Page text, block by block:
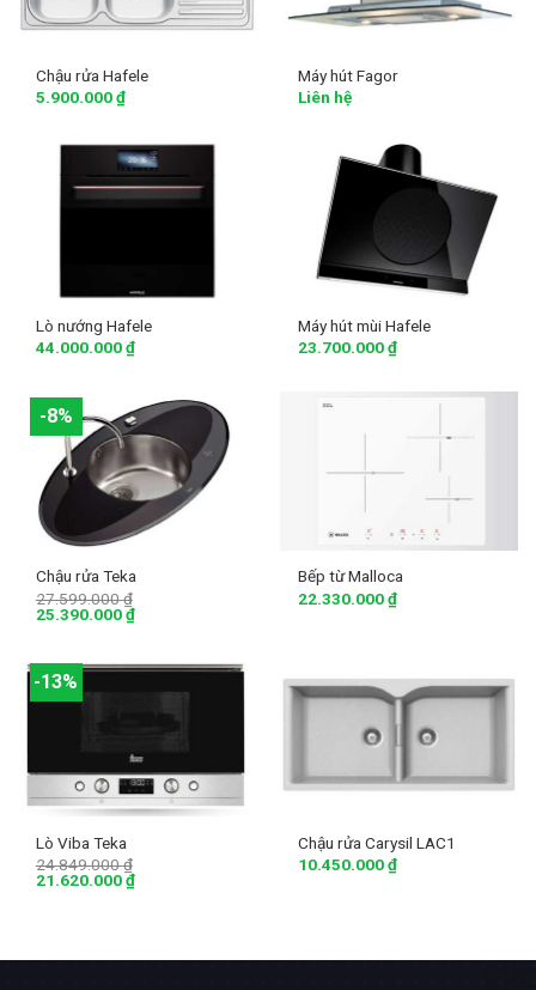
Chậu rửa Hafele
5.900.000₫
Máy hút Fagor
Liên hệ
Lò nướng Hafele
44.000.000₫
Máy hút mùi Hafele
23.700.000₫
-8%
Chậu rửa Teka
27.599.000₫
25.390.000₫
Bếp từ Malloca
22.330.000₫
-13%
Lò Viba Teka
24.849.000₫
21.620.000₫
Chậu rửa Carysil LAC1
10.450.000₫